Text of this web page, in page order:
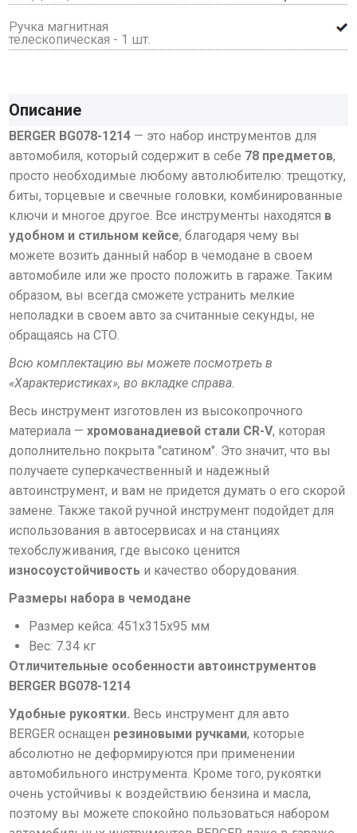
Ручка магнитная
телескопическая - 1 шт.
Описание
BERGER BG078-1214 — это набор инструментов для
автомобиля, который содержит в себе 78 предметов,
просто необходимые любому автолюбителю: трещотку,
биты, торцевые и свечные головки, комбинированные
ключи и многое другое. Все инструменты находятся в
удобном и стильном кейсе, благодаря чему вы
можете возить данный набор в чемодане в своем
автомобиле или же просто положить в гараже. Таким
образом, вы всегда сможете устранить мелкие
неполадки в своем авто за считанные секунды, не
обращаясь на СТО.
Всю комплектацию вы можете посмотреть в
«Характеристиках», во вкладке справа.
Весь инструмент изготовлен из высокопрочного
материала — хромованадиевой стали CR-V, которая
дополнительно покрыта "сатином". Это значит, что вы
получаете суперкачественный и надежный
автоинструмент, и вам не придется думать о его скорой
замене. Также такой ручной инструмент подойдет для
использования в автосервисах и на станциях
техобслуживания, где высоко ценится
износоустойчивость и качество оборудования.
Размеры набора в чемодане
Размер кейса: 451x315x95 мм
Вес: 7.34 кг
Отличительные особенности автоинструментов
BERGER BG078-1214
Удобные рукоятки. Весь инструмент для авто
BERGER оснащен резиновыми ручками, которые
абсолютно не деформируются при применении
автомобильного инструмента. Кроме того, рукоятки
очень устойчивы к воздействию бензина и масла,
поэтому вы можете спокойно пользоваться набором